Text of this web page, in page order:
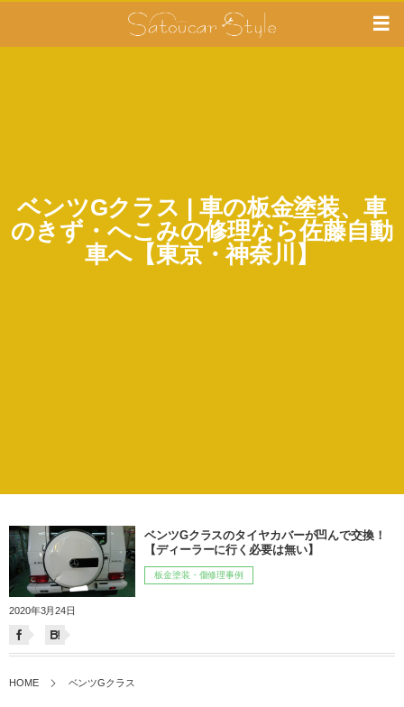
ベンツGクラス | 車の板金塗装、車
のきず・へこみの修理なら佐藤自動
車へ【東京・神奈川】
ベンツGクラスのタイヤカバーが凹んで交換！
【ディーラーに行く必要は無い】
板金塗装・傷修理事例
2020年3月24日
HOME ベンツGクラス